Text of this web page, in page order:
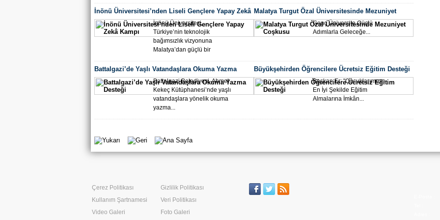
İnönü Üniversitesi’nden Liseli Gençlere Yapay Zekâ
Kampı
İnönü Üniversitesi,
Türkiye’nin teknolojik
bağımsızlık vizyonuna
Malatya’dan güçlü bir
Malatya Turgut Özal Üniversitesinde Mezuniyet
Coşkusu
Genç Üniversite Güçlü
Adımlarla Geleceğe...
Battalgazi’de Yaşlı Vatandaşlara Okuma Yazma
Desteği
Battalgazi Belediyesi, Ahmet
Kekeç Kütüphanesi’nde yaşlı
vatandaşlara yönelik okuma
yazma...
Büyükşehirden Öğrencilere Ücretsiz Eğitim Desteği
Başkan Er: "Çocuklarımızın
En İyi Şekilde Eğitim
Almalarına İmkân...
Çerez Politikası
Gizlilik Politikası
Kullanım Şartnamesi
Veri Politikası
Video Galeri
Foto Galeri